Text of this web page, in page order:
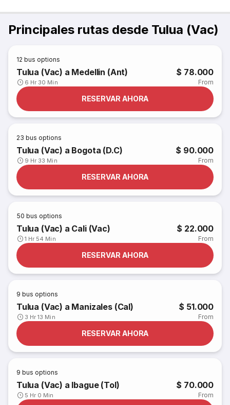
Principales rutas desde Tulua (Vac)
12 bus options
Tulua (Vac) a Medellin (Ant)
6 Hr 30 Min
$ 78.000
From
RESERVAR AHORA
23 bus options
Tulua (Vac) a Bogota (D.C)
9 Hr 33 Min
$ 90.000
From
RESERVAR AHORA
50 bus options
Tulua (Vac) a Cali (Vac)
1 Hr 54 Min
$ 22.000
From
RESERVAR AHORA
9 bus options
Tulua (Vac) a Manizales (Cal)
3 Hr 13 Min
$ 51.000
From
RESERVAR AHORA
9 bus options
Tulua (Vac) a Ibague (Tol)
5 Hr 0 Min
$ 70.000
From